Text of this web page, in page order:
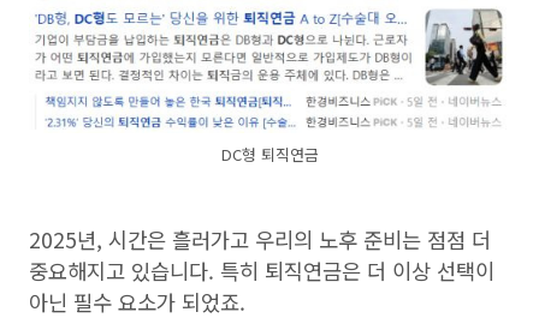
DC형 퇴직연금
2025년, 시간은 흘러가고 우리의 노후 준비는 점점 더
중요해지고 있습니다. 특히 퇴직연금은 더 이상 선택이
아닌 필수 요소가 되었죠.